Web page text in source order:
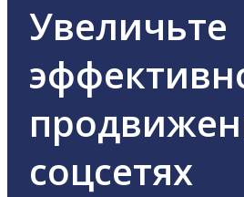
Увеличьте
соцсетях